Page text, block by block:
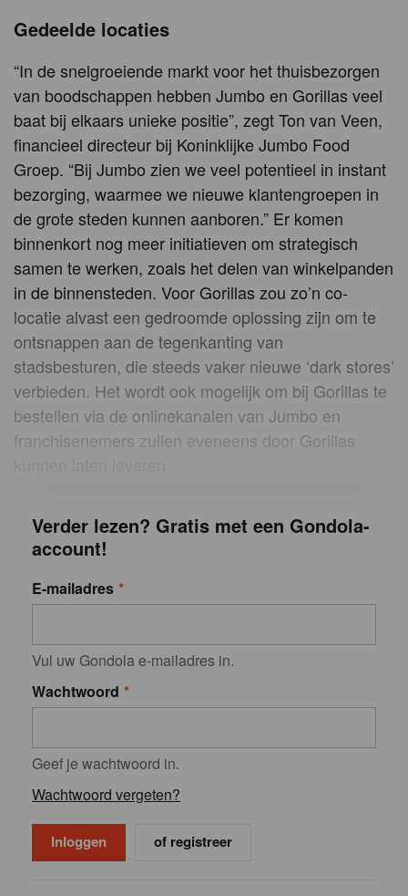
Gedeelde locaties
“In de snelgroeiende markt voor het thuisbezorgen
van boodschappen hebben Jumbo en Gorillas veel
baat bij elkaars unieke positie”, zegt Ton van Veen,
financieel directeur bij Koninklijke Jumbo Food
Groep. “Bij Jumbo zien we veel potentieel in instant
bezorging, waarmee we nieuwe klantengroepen in
de grote steden kunnen aanboren.” Er komen
binnenkort nog meer initiatieven om strategisch
samen te werken, zoals het delen van winkelpanden
in de binnensteden. Voor Gorillas zou zo’n co-
locatie alvast een gedroomde oplossing zijn om te
ontsnappen aan de tegenkanting van
stadsbesturen, die steeds vaker nieuwe ‘dark stores’
verbieden. Het wordt ook mogelijk om bij Gorillas te
bestellen via de onlinekanalen van Jumbo en
franchisenemers zullen eveneens door Gorillas
Verder lezen? Gratis met een Gondola-
account!
E-mailadres
Vul uw Gondola e-mailadres in.
Wachtwoord
Geef je wachtwoord in.
Wachtwoord vergeten?
of registreer